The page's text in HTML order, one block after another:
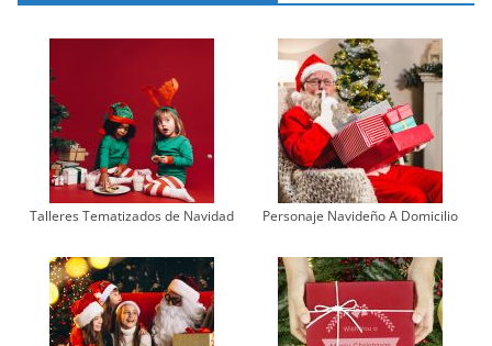
Talleres Tematizados de Navidad Personaje Navideño A Domicilio